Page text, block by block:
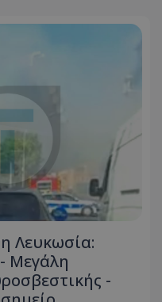
Λευκωσία:
Μεγάλη
-